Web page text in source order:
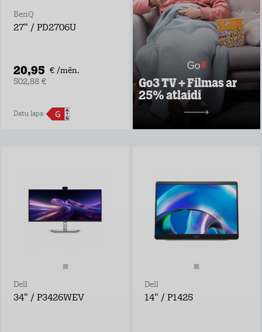
BenQ
27" / PD2706U
20,95 € /mēn.
502,88 €
Datu lapa
Go3 TV + Filmas ar
25% atlaidi
Latvijas saturs,
ārvalstu filmas un
seriāli visai
ģimenei
Vairāk nekā 30
vietējie un ārvalstu
TV kanāli
Uzzināt vairāk
10,49 €/mēn.
Dell
34" / P3426WEV
Dell
14" / P1425